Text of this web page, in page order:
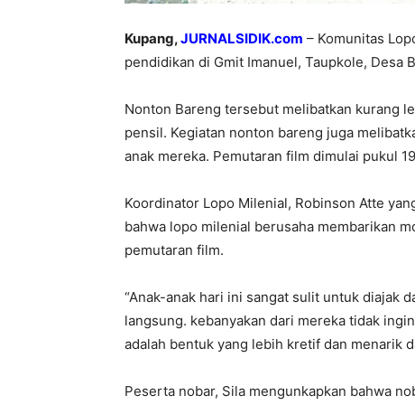
Kupang,JURNALSIDIK.com – Komunitas
pendidikan di Gmit Imanuel, Taupkole, Desa
Nonton Bareng tersebut melibatkan kurang
pensil. Kegiatan nonton bareng juga
anak mereka. Pemutaran film dimulai pukul
Koordinator Lopo Milenial, Robinson Atte
bahwa lopo milenial berusaha membarikan
pemutaran film.
“Anak-anak hari ini sangat sulit untuk diajak
langsung. kebanyakan dari mereka tidak
adalah bentuk yang lebih kretif dan menarik
Peserta nobar, Sila mengunkapkan bahwa